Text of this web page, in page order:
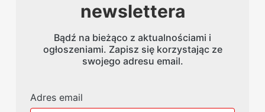
newslettera
Bądź na bieżąco z aktualnościami i
ogłoszeniami. Zapisz się korzystając ze
swojego adresu email.
Adres email